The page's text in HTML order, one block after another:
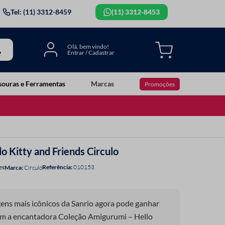
Tel: (11) 3312-8459 (11) 3312-8453
e Ferramentas Marcas Promoções
Kitty and Friends Circulo
CirculoReferência:010153
mais icônicos da Sanrio agora pode ganhar
a encantadora Coleção Amigurumi – Hello